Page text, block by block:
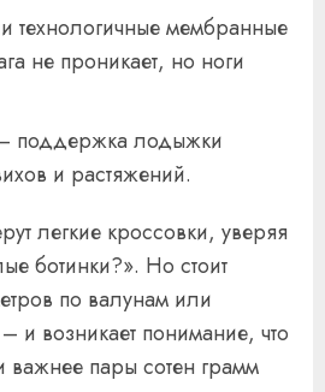
технологичные мембранные
не проникает, но ноги
поддержка лодыжки
и растяжений.
легкие кроссовки, уверяя
ботинки?». Но стоит
по валунам или
и возникает понимание, что
важнее пары сотен грамм